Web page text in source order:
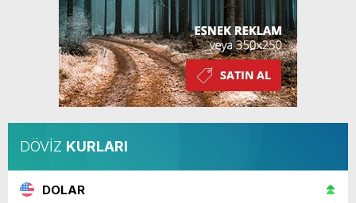
DÖVİZ KURLARI
DOLAR